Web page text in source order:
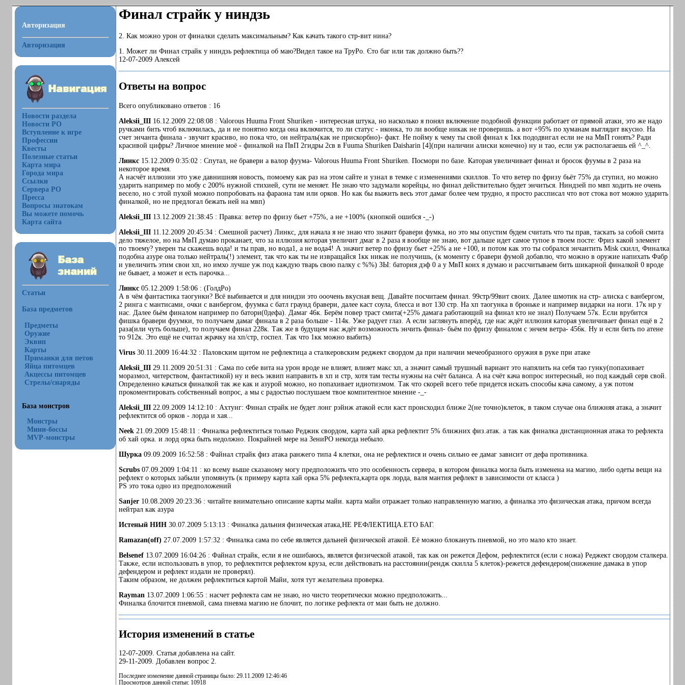
Авторизация
Авторизация
Новости раздела
Новости РО
Вступление к игре
Профессии
Квесты
Полезные статьи
Карта мира
Города мира
Ссылки
Сервера РО
Пресса
Вопросы знатокам
Вы можете помочь
Карта сайта
Статьи
База предметов
Предметы
Оружие
Эквип
Карты
Приманки для петов
Яйца питомцев
Акцессы питомцев
Стрелы/снаряды
База монстров
Монстры
Мини-боссы
MVP-монстры
Финал страйк у ниндзь
2. Как можно урон от финалки сделать максимальным? Как качать такого стр-вит нина?
1. Может ли Финал страйк у ниндзь рефлектица об маю?Видел такое на ТруРо. Єто баг или так должно быть??
12-07-2009 Алексей
Ответы на вопрос
Всего опубликовано ответов : 16
Aleksii_III16.12.2009 22:08:08 : Valorous Huuma Front Shuriken - интересная штука, но насколько я понял включение подобной функции работает от прямой атаки, это же надо
ручками бить чтоб включилась, да и не понятно когда она включится, то ли статус - иконка, то ли вообще никак не проверишь. а вот +95% по хуманам выглядит вкусно. На
счет энчанта финала - звучит красиво, но пока что, он нейтраль(как не прискорбно)- факт. Не пойму к чему ты свой финал к 1кк пододвигал если не на МвП гонять? Ради
красивой цифры? Личное мнение моё - финалкой на ПвП 2гидры 2св в Fuuma Shuriken Daisharin [4](при наличии алиски конечно) ну и тао, если уж располагаешь ей ^_^.
Линкс15.12.2009 0:35:02 : Спутал, не бравери а валор фуума- Valorous Huuma Front Shuriken. Посмори по базе. Каторая увеличивает финал и бросок фуумы в 2 раза на
некоторое время.
А насчёт иллюзии это уже давнишняя новость, помоему как раз на этом сайте и узнал в темке с изменениями скиллов. То что ветер по фризу бьёт 75% да ступил, но можно
ударить например по мобу с 200% нужной стихией, сути не меняет. Не знаю что задумали корейцы, но финал действительно будет энчиться. Ниндзей по мвп ходить не очень
весело, но с этой пухой можно попробовать на фараона там или орков. Но как бы выжить весь этот дамаг более чем трудно, я просто рассписал что вот стока вот можно ударить
финалкой, но не предлогал бежать ней на мвп)
Aleksii_III13.12.2009 21:38:45 : Правка: ветер по фризу бьет +75%, а не +100% (кнопкой ошибся -_-)
Aleksii_III11.12.2009 20:45:34 : Смешной расчет) Линкс, для начала я не знаю что значит бравери фумка, но это мы опустим будем считать что ты прав, таскать за собой смита
дело тяжелое, но на МвП думаю проканает, что за иллюзия которая увеличит дмаг в 2 раза я вообще не знаю, вот дальше идет самое тупое в твоем посте: Фриз какой элемент
по твоему? уверен ты скажешь вода! и ты прав, но вода1, а не вода4! А значит ветер по фризу бьет +25% а не +100, и потом как это ты собрался энчантить Misk скилл, Финалка
подобна азуре она только нейтраль(!) элемент, так что как ты не извращайся 1кк никак не получишь, (к моменту с бравери фумой добавлю, что можно в оружие напихать Фабр
и увеличить этим свои хп, но имхо лучше уж под каждую тварь свою палку с %%) ЗЫ: батория дэф 0 а у МвП коих я думаю и рассчитываем бить шикарной финалкой 0 вроде
не бывает, а может и есть парочка...
Линкс05.12.2009 1:58:06 : (ГолдРо)
А в чём фантастика таогунки? Всё выбивается и для ниндзи это ооочень вкусная вещ. Давайте посчитаем финал. 99стр/99вит своих. Далее шмотик на стр- алиска с ванбергом,
2 ринга с мантисами, очки с ванбергом, фуумка с батл граунд бравери, далее каст соула, блесса и вот 130 стр. На хп таогунка в броньке и например видарки на ноги. 17к нр у
нас. Далее бьём финалом например по батори(0дефа). Дамаг 46к. Берём повер траст смита(+25% дамага работающий на финал кто не знал) Получаем 57к. Если врубится
фишка бравери фуумки, то получаем дамаг финала в 2 раза больше - 114к. Уже радует глаз. А если заглянуть вперёд, где нас ждёт иллюзия каторая увеличивает финал ещё в 2
раза(или чуть больше), то получаем финал 228к. Так же в будущем нас ждёт возможность энчить финал- бьём по фризу финалом с энчем ветра- 456к. Ну и если бить по атене
то 912к. Это ещё не считал жрачку на хп/стр, госпел. Так что 1кк можно выбить)
Virus30.11.2009 16:44:32 : Паловским щитом не рефлектица а сталкеровским реджект свордом да при наличии мечеобразного оружия в руке при атаке
Aleksii_III29.11.2009 20:51:31 : Сама по себе вита на урон вроде не влияет, влияет макс хп, а значит самый трушный вариант это напялить на себя тао гунку(попахивает
моразмол, читерством, фантастикой) ну и весь эквип направить в хп и стр, хотя там тесты нужны на счёт баланса. А на счёт кача вопрос интересный, но под каждый серв свой.
Определенно качаться финалкой так же как и азурой можно, но попахивает идиотизмом. Так что скорей всего тебе придется искать способы кача самому, а уж потом
прокоментировать собственный вопрос, а мы с радостью послушаем твое компитентное мнение -_-
Aleksii_III22.09.2009 14:12:10 : Ахтунг: Финал страйк не будет лонг рэйнж атакой если каст происходил ближе 2(не точно)клеток, в таком случае она ближняя атака, а значит
рефлектится об орков - лорда и хая...
Neek21.09.2009 15:48:11 : Финалка рефлектиться только Реджик свордом, карта хай арка рефлектит 5% ближних физ.атак. а так как финалка дистанционная атака то рефлекта
об хай орка. и лорд орка быть недолжно. Покрайней мере на ЗениРО некогда небыло.
Шурка09.09.2009 16:52:58 : Файнал страйк физ атака ранжего типа 4 клетки, она не рефлектися и очень сильно ее дамаг зависит от дефа противника.
Scrubs07.09.2009 1:04:11 : ко всему выше сказаному могу предположить что это особенность сервера, в котором финалка могла быть изменена на магию, либо одеты вещи на
рефлект о которых забыли упомянуть (к примеру карта хай орка 5% рефлекта,карта орк лорда, валя мантия рефлект в зависимости от класса )
PS это тока одно из предположений
Sanjer10.08.2009 20:23:36 : читайте внимательно описание карты майи. карта майи отражает только направленную магию, а финалка это физическая атака, причом всегда
нейтрал как азура
Истеный НИН30.07.2009 5:13:13 : Финалка дальния физическая атака,НЕ РЕФЛЕКТИЦА.ЕТО БАГ.
Ramazan(off) 27.07.2009 1:57:32 : Финалка сама по себе является дальней физической атакой. Её можно блокануть пневмой, но это мало кто знает.
Belsenef13.07.2009 16:04:26 : Файнал страйк, если я не ошибаюсь, является физической атакой, так как он режется Дефом, рефлектится (если с ножа) Реджект свордом сталкера.
Также, если использовать в упор, то рефлектится рефлектом круза, если действовать на расстоянии(рендж скилла 5 клеток)-режется дефендером(снижение дамака в упор
дефендером и рефлект издали не проверял).
Таким образом, не должен рефлектиться картой Майи, хотя тут желательна проверка.
Rayman 13.07.2009 1:06:55 : насчет рефлекта сам не знаю, но чисто теоретически можно предположить...
Финалка блочится пневмой, сама пневма магию не блочит, по логике рефлекта от маи быть не должно.
История изменений в статье
12-07-2009. Статья добавлена на сайт.
29-11-2009. Добавлен вопрос 2.
Последнее изменение данной страницы было: 29.11.2009 12:46:46
Просмотров данной статьи: 10918